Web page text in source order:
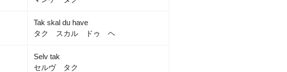
Tak skal du have
タク スカル ドゥ ヘ
Selv tak
セルヴ タク